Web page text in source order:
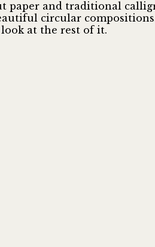
paper and traditional
circular
at the rest of it.